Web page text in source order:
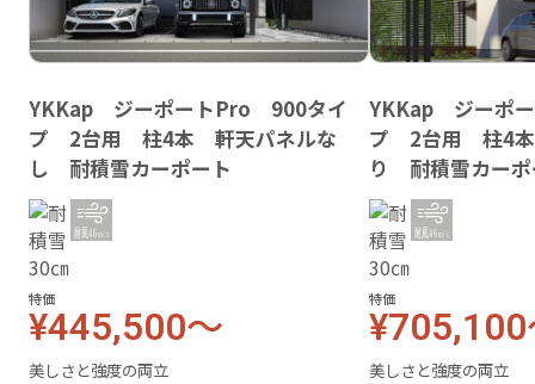
YKKap ジーポートPro 900タイ
プ 2台用 柱4本 軒天パネルな
し 耐積雪カーポート
特価
¥445,500～
美しさと強度の両立
YKKap ジーポ
プ 2台用 柱4
り 耐積雪カー
特価
美しさと強度の両立